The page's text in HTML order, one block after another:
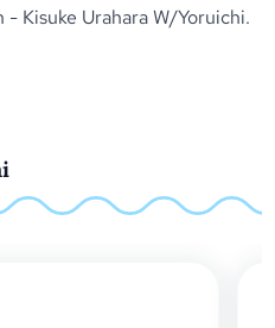
Kisuke Urahara W/Yoruichi.